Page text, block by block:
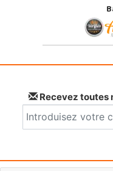
Recevez toutes